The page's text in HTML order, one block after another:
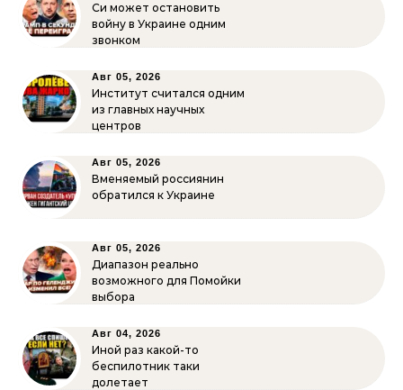
Си может остановить
войну в Украине одним
звонком
Авг 05, 2026
Институт считался одним
из главных научных
центров
Авг 05, 2026
Вменяемый россиянин
обратился к Украине
Авг 05, 2026
Диапазон реально
возможного для Помойки
выбора
Авг 04, 2026
Иной раз какой-то
беспилотник таки
долетает